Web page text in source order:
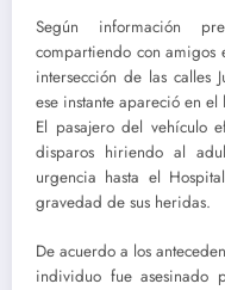
Según información
compartiendo con amigos
intersección de las calles
ese instante apareció en
El pasajero del vehículo
disparos hiriendo al
urgencia hasta el
gravedad de sus heridas.
De acuerdo a los
individuo fue asesinado